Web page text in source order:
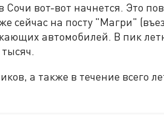
Сочи вот-вот начнется. Это
сейчас на посту "Магри"
автомобилей. В пик
а также в течение всего